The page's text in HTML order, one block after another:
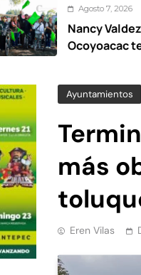
7, 2026
Valdez respalda a los
tendrá su primer
Ayuntamientos
más
Eren Vilas